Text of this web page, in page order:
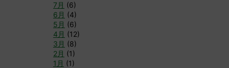
7月 (6)
6月 (4)
5月 (6)
4月 (12)
3月 (8)
2月 (1)
1月 (1)